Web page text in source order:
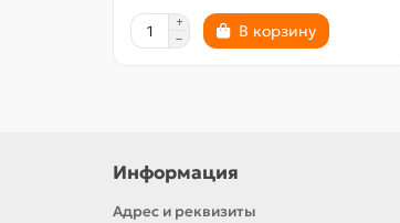
В корзину
Информация
Адрес и реквизиты